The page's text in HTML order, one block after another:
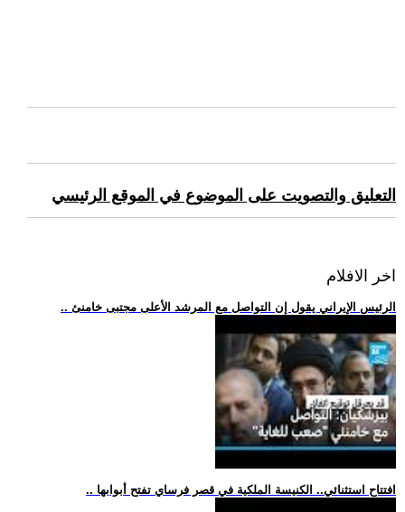
التعليق والتصويت على الموضوع في الموقع الرئيسي
اخر الافلام
.. الرئيس الإيراني يقول إن التواصل مع المرشد الأعلى مجتبى خامنئ
.. افتتاح استثنائي.. الكنيسة الملكية في قصر فرساي تفتح أبوابها